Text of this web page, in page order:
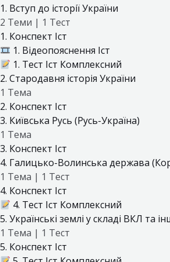
1. Вступ до історії України
2 Теми | 1 Тест
1. Конспект Іст
1. Відеопояснення Іст
1. Тест Іст Комплексний
2. Стародавня історія України
1 Тема
2. Конспект Іст
3. Київська Русь (Русь-Україна)
1 Тема
3. Конспект Іст
4. Галицько-Волинська держава
1 Тема | 1 Тест
4. Конспект Іст
4. Тест Іст Комплексний
5. Українські землі у складі ВКЛ та
1 Тема | 1 Тест
5. Конспект Іст